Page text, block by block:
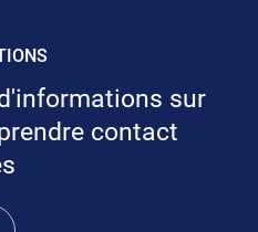
sur
contact